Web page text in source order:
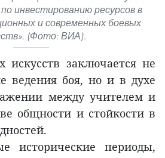
инвестированию ресурсов в
и современных боевых
(Фото: ВИА).
искусств заключается не
ведения боя, но и в духе
между учителем и
общности и стойкости в
исторические периоды,